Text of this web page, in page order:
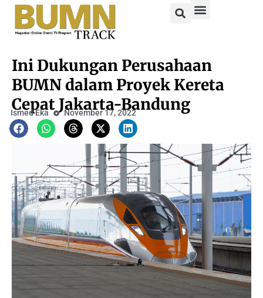
Ini Dukungan Perusahaan
BUMN dalam Proyek Kereta
Cepat Jakarta-Bandung
Ismed Eka November 17, 2022